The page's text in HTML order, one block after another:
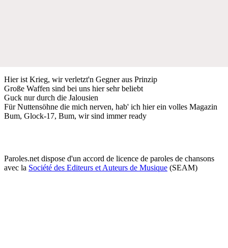
Hier ist Krieg, wir verletzt'n Gegner aus Prinzip
Große Waffen sind bei uns hier sehr beliebt
Guck nur durch die Jalousien
Für Nuttensöhne die mich nerven, hab' ich hier ein volles Magazin
Bum, Glock-17, Bum, wir sind immer ready
Paroles.net dispose d'un accord de licence de paroles de chansons
avec la Société des Editeurs et Auteurs de Musique (SEAM)